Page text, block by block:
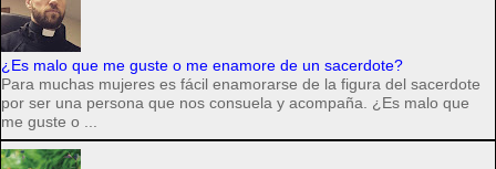
¿Es malo que me guste o me enamore de un sacerdote?
Para muchas mujeres es fácil enamorarse de la figura del sacerdote
por ser una persona que nos consuela y acompaña. ¿Es malo que
me guste o ...